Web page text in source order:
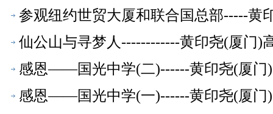
参观纽约世贸大厦和联合国总部-----黄
仙公山与寻梦人------------黄印尧(厦门)
感恩——国光中学(二)------黄印尧(厦门
感恩——国光中学(一)------黄印尧(厦门